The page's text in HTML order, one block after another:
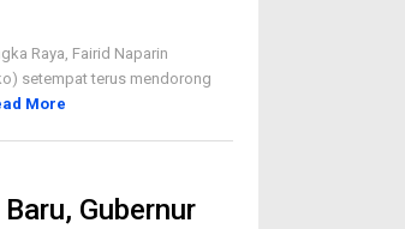
Raya, Fairid Naparin
setempat terus mendorong
More
Gubernur